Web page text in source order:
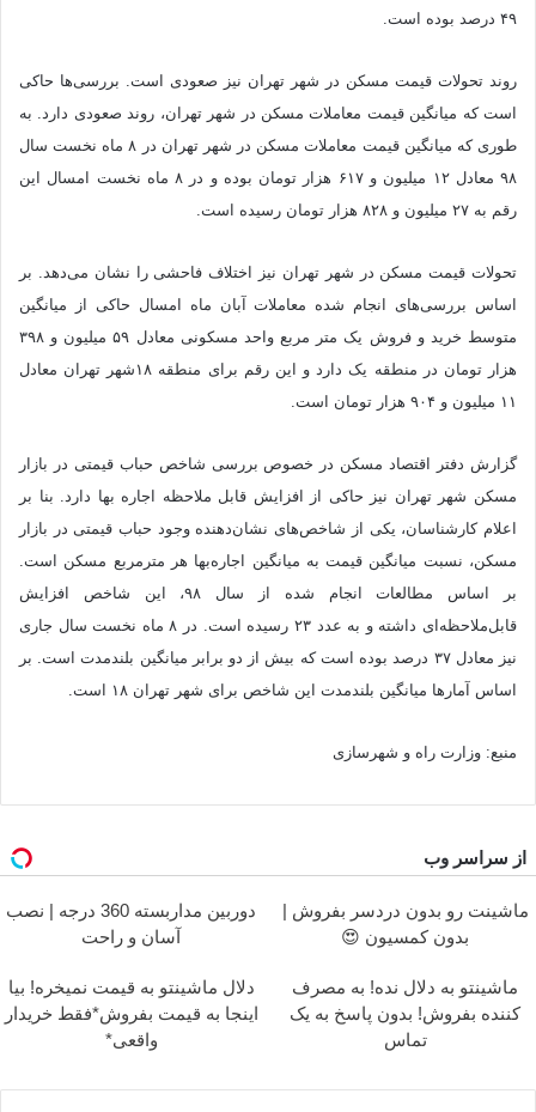
۴۹ درصد بوده است.
روند تحولات قیمت مسکن در شهر تهران نیز صعودی است. بررسی‌ها حاکی
است که میانگین قیمت معاملات مسکن در شهر تهران، روند صعودی دارد. به
طوری که میانگین قیمت معاملات مسکن در شهر تهران در ۸ ماه نخست سال
۹۸ معادل ۱۲ میلیون و ۶۱۷ هزار تومان بوده و در ۸ ماه نخست امسال این
رقم به ۲۷ میلیون و ۸۲۸ هزار تومان رسیده است.
تحولات قیمت مسکن در شهر تهران نیز اختلاف فاحشی را نشان می‌دهد. بر
اساس بررسی‌های انجام شده معاملات آبان ماه امسال حاکی از میانگین
متوسط خرید و فروش یک متر مربع واحد مسکونی معادل ۵۹ میلیون و ۳۹۸
هزار تومان در منطقه یک دارد و این رقم برای منطقه ۱۸شهر تهران معادل
۱۱ میلیون و ۹۰۴ هزار تومان است.
گزارش دفتر اقتصاد مسکن در خصوص بررسی شاخص حباب قیمتی در بازار
مسکن شهر تهران نیز حاکی از افزایش قابل ملاحظه اجاره بها دارد. بنا بر
اعلام کارشناسان، یکی از شاخص‌های نشان‌دهنده وجود حباب قیمتی در بازار
مسکن، نسبت میانگین قیمت به میانگین اجاره‌بها هر مترمربع مسکن است.
بر اساس مطالعات انجام شده از سال ۹۸، این شاخص افزایش
قابل‌ملاحظه‌ای داشته و به عدد ۲۳ رسیده است. در ۸ ماه نخست سال جاری
نیز معادل ۳۷ درصد بوده است که بیش از دو برابر میانگین بلندمدت است. بر
اساس آمارها میانگین بلندمدت این شاخص برای شهر تهران ۱۸ است.
منبع: وزارت راه و شهرسازی
از سراسر وب
ماشینت رو بدون دردسر بفروش |
بدون کمسیون 😍
دوربین مداربسته 360 درجه | نصب
آسان و راحت
ماشینتو به دلال نده! به مصرف
کننده بفروش! بدون پاسخ به یک
تماس
دلال ماشینتو به قیمت نمیخره! بیا
اینجا به قیمت بفروش*فقط خریدار
واقعی*